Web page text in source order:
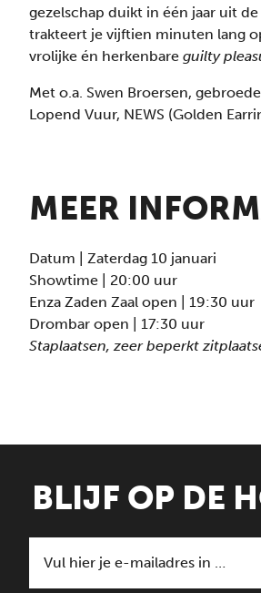
gezelschap duikt in één jaar uit
trakteert je vijftien minuten lang
vrolijke én herkenbare guilty
Met o.a. Swen Broersen,
Lopend Vuur, NEWS (Golden
MEER
Datum | Zaterdag 10 januari
Showtime | 20:00 uur
Enza Zaden Zaal open | 19:30 uur
Drombar open | 17:30 uur
Staplaatsen, zeer beperkt
BLIJF OP DE